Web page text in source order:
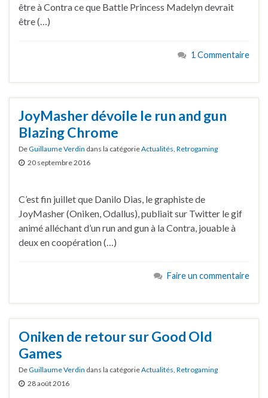
être à Contra ce que Battle Princess Madelyn devrait
être (…)
1 Commentaire
JoyMasher dévoile le run and gun
Blazing Chrome
DeGuillaume Verdin dans la catégorieActualités, Retrogaming
20 septembre 2016
C’est fin juillet que Danilo Dias, le graphiste de
JoyMasher (Oniken, Odallus), publiait sur Twitter le gif
animé alléchant d’un run and gun à la Contra, jouable à
deux en coopération (…)
Faire un commentaire
Oniken de retour sur Good Old
Games
DeGuillaume Verdin dans la catégorieActualités Retrogaming
28 août 2016